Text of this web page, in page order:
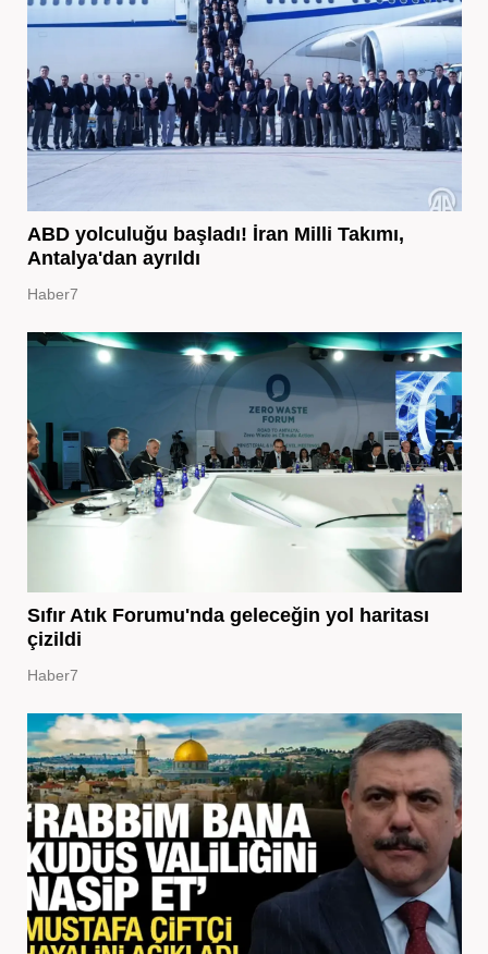
ABD yolculuğu başladı! İran Milli Takımı,
Antalya'dan ayrıldı
Haber7
Sıfır Atık Forumu'nda geleceğin yol haritası
çizildi
Haber7